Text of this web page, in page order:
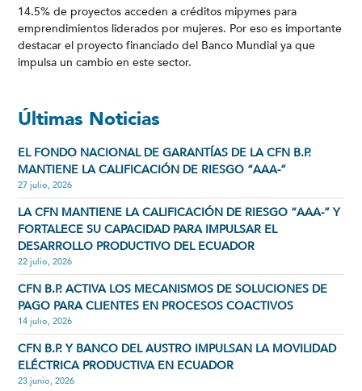
14.5% de proyectos acceden a créditos mipymes para
emprendimientos liderados por mujeres. Por eso es importante
destacar el proyecto financiado del Banco Mundial ya que
impulsa un cambio en este sector.
Últimas Noticias
EL FONDO NACIONAL DE GARANTÍAS DE LA CFN B.P.
MANTIENE LA CALIFICACIÓN DE RIESGO “AAA-”
27 julio, 2026
LA CFN MANTIENE LA CALIFICACIÓN DE RIESGO “AAA-” Y
FORTALECE SU CAPACIDAD PARA IMPULSAR EL
DESARROLLO PRODUCTIVO DEL ECUADOR
22 julio, 2026
CFN B.P. ACTIVA LOS MECANISMOS DE SOLUCIONES DE
PAGO PARA CLIENTES EN PROCESOS COACTIVOS
14 julio, 2026
CFN B.P. Y BANCO DEL AUSTRO IMPULSAN LA MOVILIDAD
ELÉCTRICA PRODUCTIVA EN ECUADOR
23 junio, 2026